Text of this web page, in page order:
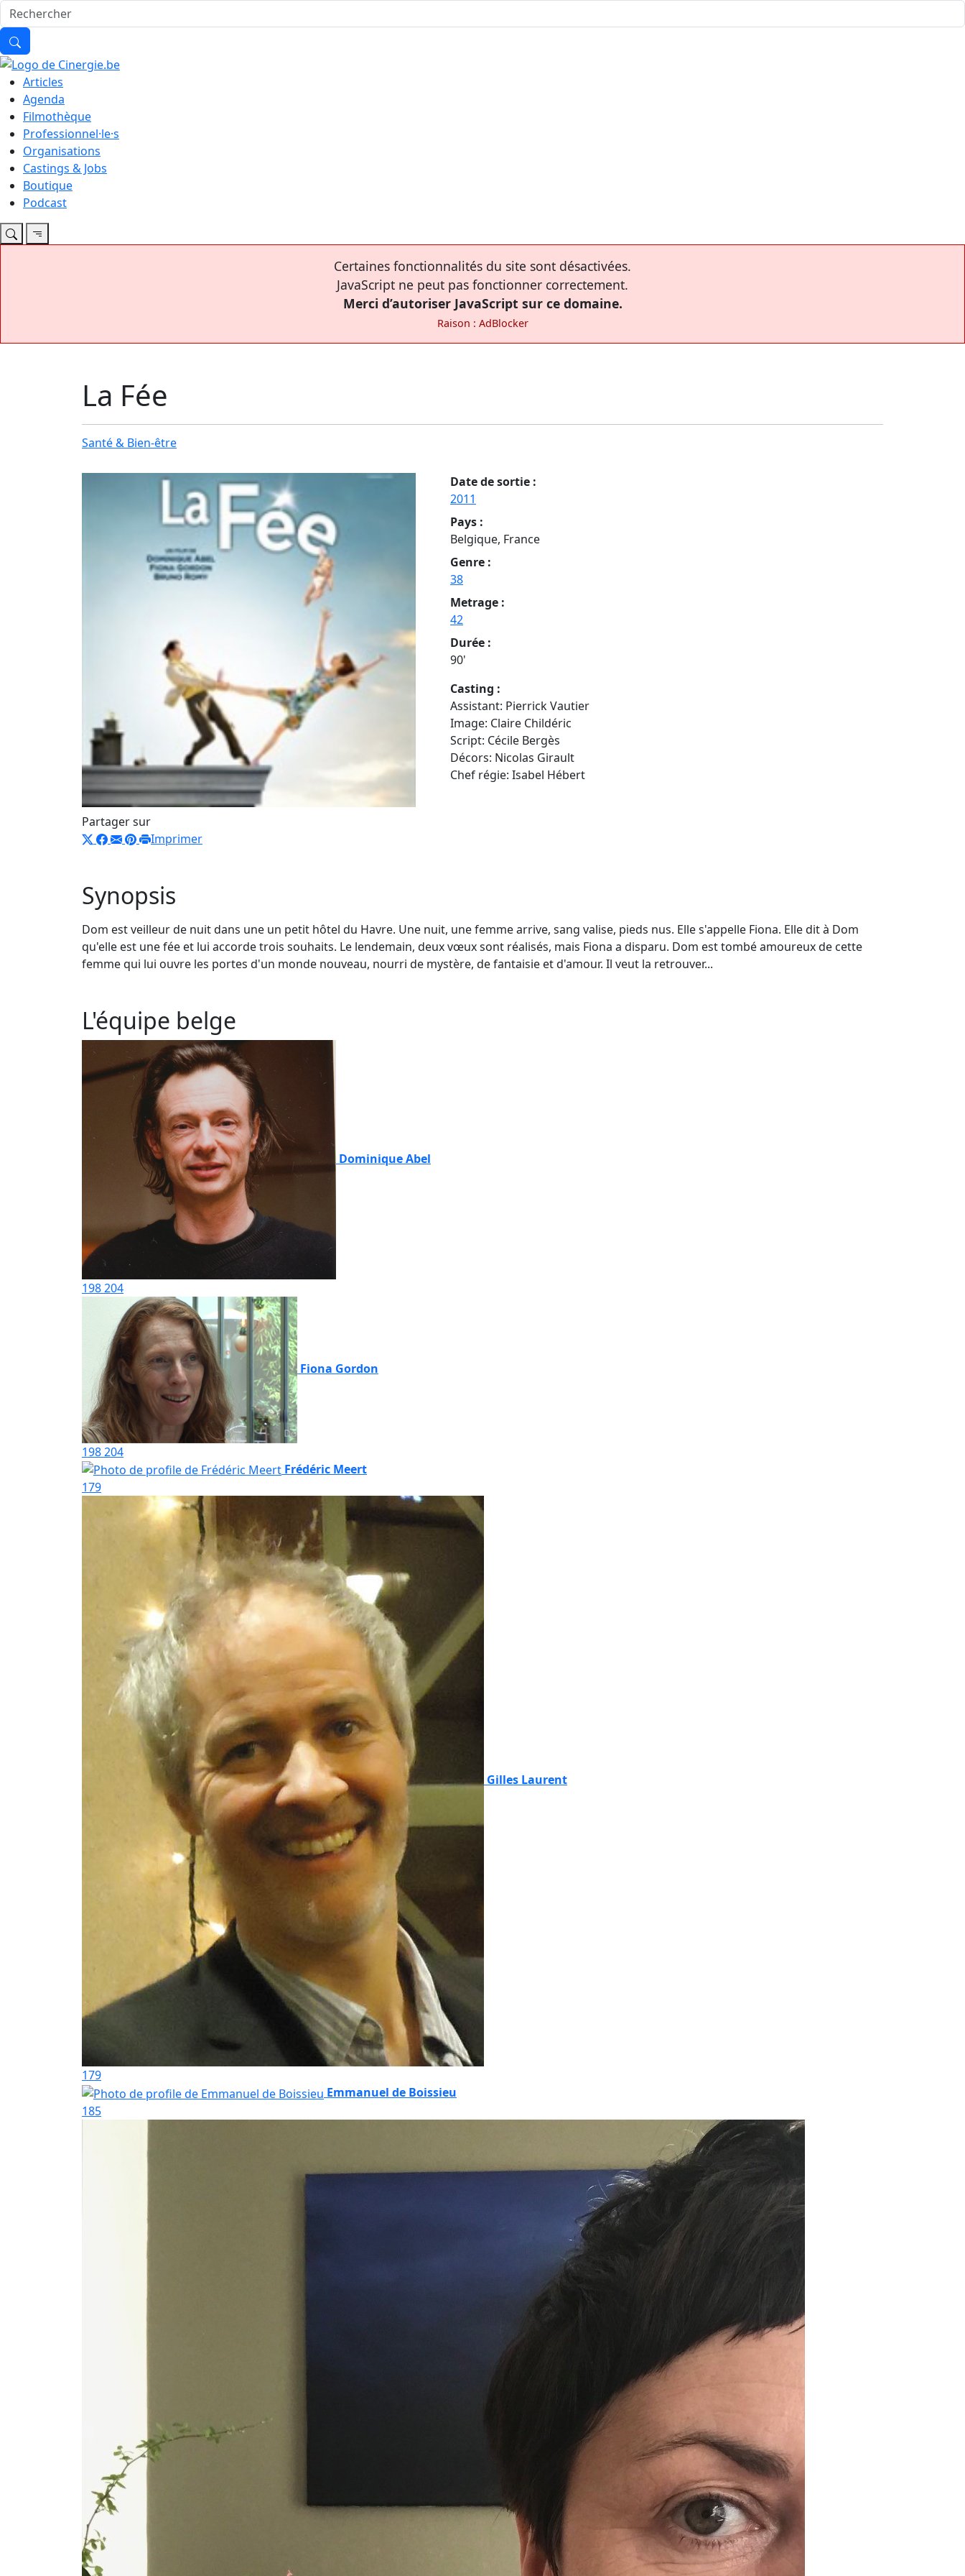
Articles
Agenda
Filmothèque
Professionnel·le·s
Organisations
Castings & Jobs
Boutique
Podcast
Certaines fonctionnalités du site sont désactivées.
JavaScript ne peut pas fonctionner correctement.
Merci d’autoriser JavaScript sur ce domaine.
Raison : AdBlocker
La Fée
Santé & Bien-être
Partager sur
Imprimer
Date de sortie :
2011
Pays :
Belgique, France
Genre :
38
Metrage :
42
Durée :
90'
Casting :
Assistant: Pierrick Vautier
Image: Claire Childéric
Script: Cécile Bergès
Décors: Nicolas Girault
Chef régie: Isabel Hébert
Synopsis
Dom est veilleur de nuit dans une un petit hôtel du Havre. Une nuit, une femme arrive, sang valise, pieds nus. Elle s'appelle Fiona. Elle dit à Dom
qu'elle est une fée et lui accorde trois souhaits. Le lendemain, deux vœux sont réalisés, mais Fiona a disparu. Dom est tombé amoureux de cette
femme qui lui ouvre les portes d'un monde nouveau, nourri de mystère, de fantaisie et d'amour. Il veut la retrouver...
L'équipe belge
Dominique Abel
198204
Fiona Gordon
198204
Frédéric Meert
179
Gilles Laurent
179
Emmanuel de Boissieu
185